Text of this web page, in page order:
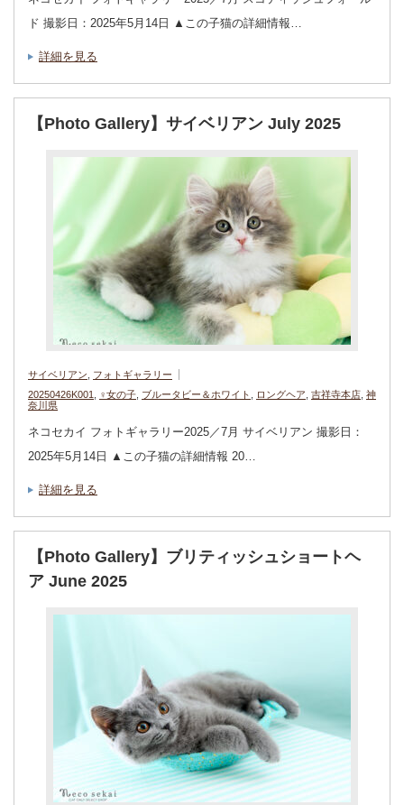
ド 撮影日：2025年5月14日 ▲この子猫の詳細情報…
詳細を見る
【Photo Gallery】サイベリアン July 2025
サイベリアン, フォトギャラリー
20250426K001, ♀女の子, ブルータビー＆ホワイト , ロングヘア, 吉祥寺本店, 神
奈川県
ネコセカイ フォトギャラリー2025／7月 サイベリアン 撮影日：
2025年5月14日 ▲この子猫の詳細情報 20…
詳細を見る
【Photo Gallery】ブリティッシュショートヘ
ア June 2025